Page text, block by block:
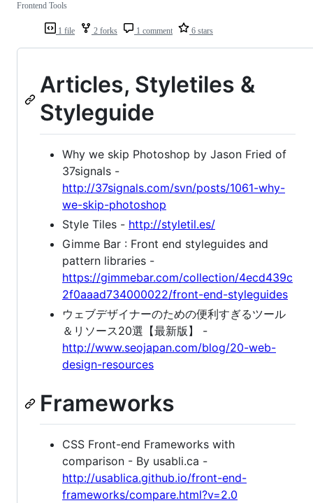
1 file 2 forks 1 comment 6 stars
Frontend Tools
Articles, Styletiles &
Styleguide
Why we skip Photoshop by Jason Fried of
37signals -
http://37signals.com/svn/posts/1061-why-
we-skip-photoshop
Style Tiles - http://styletil.es/
Gimme Bar : Front end styleguides and
pattern libraries -
https://gimmebar.com/collection/4ecd439c
2f0aaad734000022/front-end-styleguides
ウェブデザイナーのための便利すぎるツール
＆リソース20選【最新版】 -
http://www.seojapan.com/blog/20-web-
design-resources
Frameworks
CSS Front-end Frameworks with
comparison - By usabli.ca -
http://usablica.github.io/front-end-
frameworks/compare.html?v=2.0